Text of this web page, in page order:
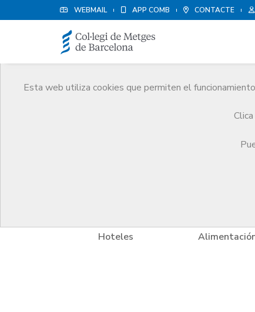
WEBMAIL APP COMB CONTACTE
Esta web utiliza cookies que permiten el
Clica
Avantatges i
Hoteles